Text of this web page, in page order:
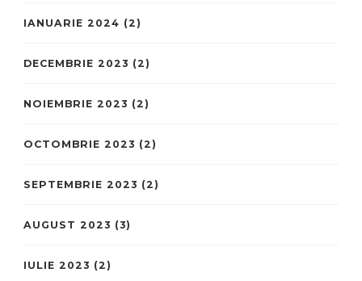
IANUARIE 2024 (2)
DECEMBRIE 2023 (2)
NOIEMBRIE 2023 (2)
OCTOMBRIE 2023 (2)
SEPTEMBRIE 2023 (2)
AUGUST 2023 (3)
IULIE 2023 (2)